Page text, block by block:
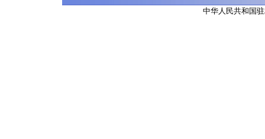
中华人民共和国